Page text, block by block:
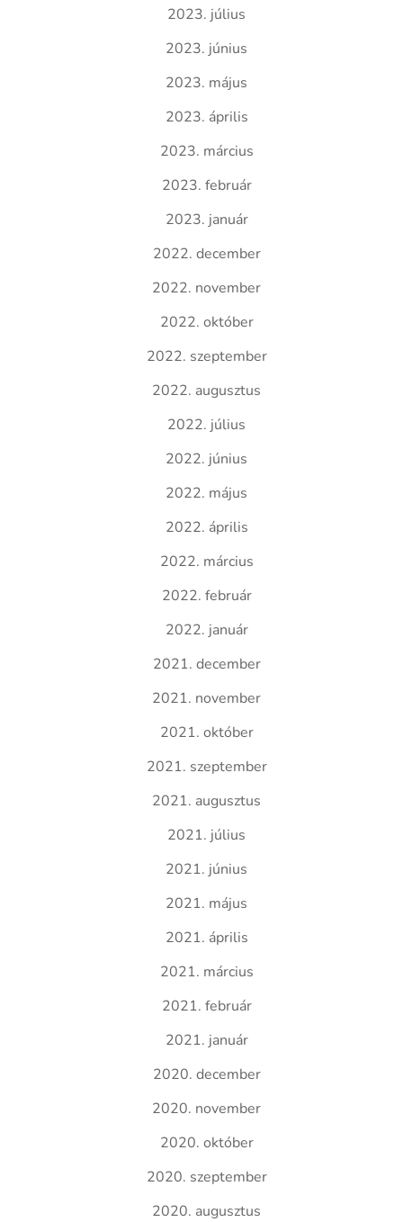
2023. július
2023. június
2023. május
2023. április
2023. március
2023. február
2023. január
2022. december
2022. november
2022. október
2022. szeptember
2022. augusztus
2022. július
2022. június
2022. május
2022. április
2022. március
2022. február
2022. január
2021. december
2021. november
2021. október
2021. szeptember
2021. augusztus
2021. július
2021. június
2021. május
2021. április
2021. március
2021. február
2021. január
2020. december
2020. november
2020. október
2020. szeptember
2020. augusztus